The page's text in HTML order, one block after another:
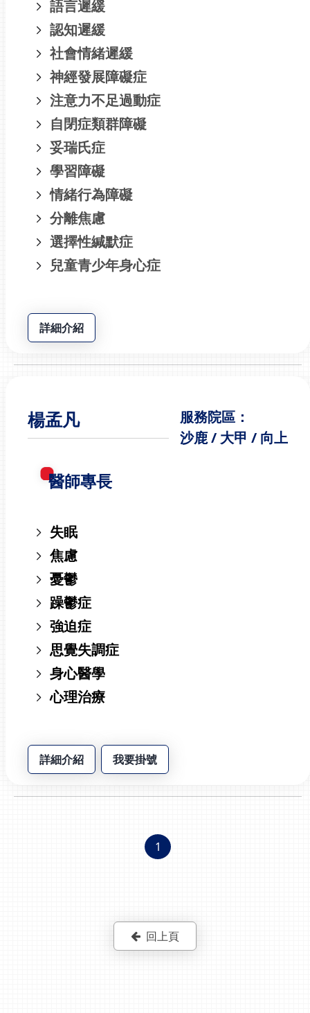
語言遲緩
認知遲緩
社會情緒遲緩
神經發展障礙症
注意力不足過動症
自閉症類群障礙
妥瑞氏症
學習障礙
情緒行為障礙
分離焦慮
選擇性緘默症
兒童青少年身心症
詳細介紹
楊孟凡
服務院區：
沙鹿 / 大甲 / 向上
醫師專長
失眠
焦慮
憂鬱
躁鬱症
強迫症
思覺失調症
身心醫學
心理治療
詳細介紹 我要掛號
1
回上頁